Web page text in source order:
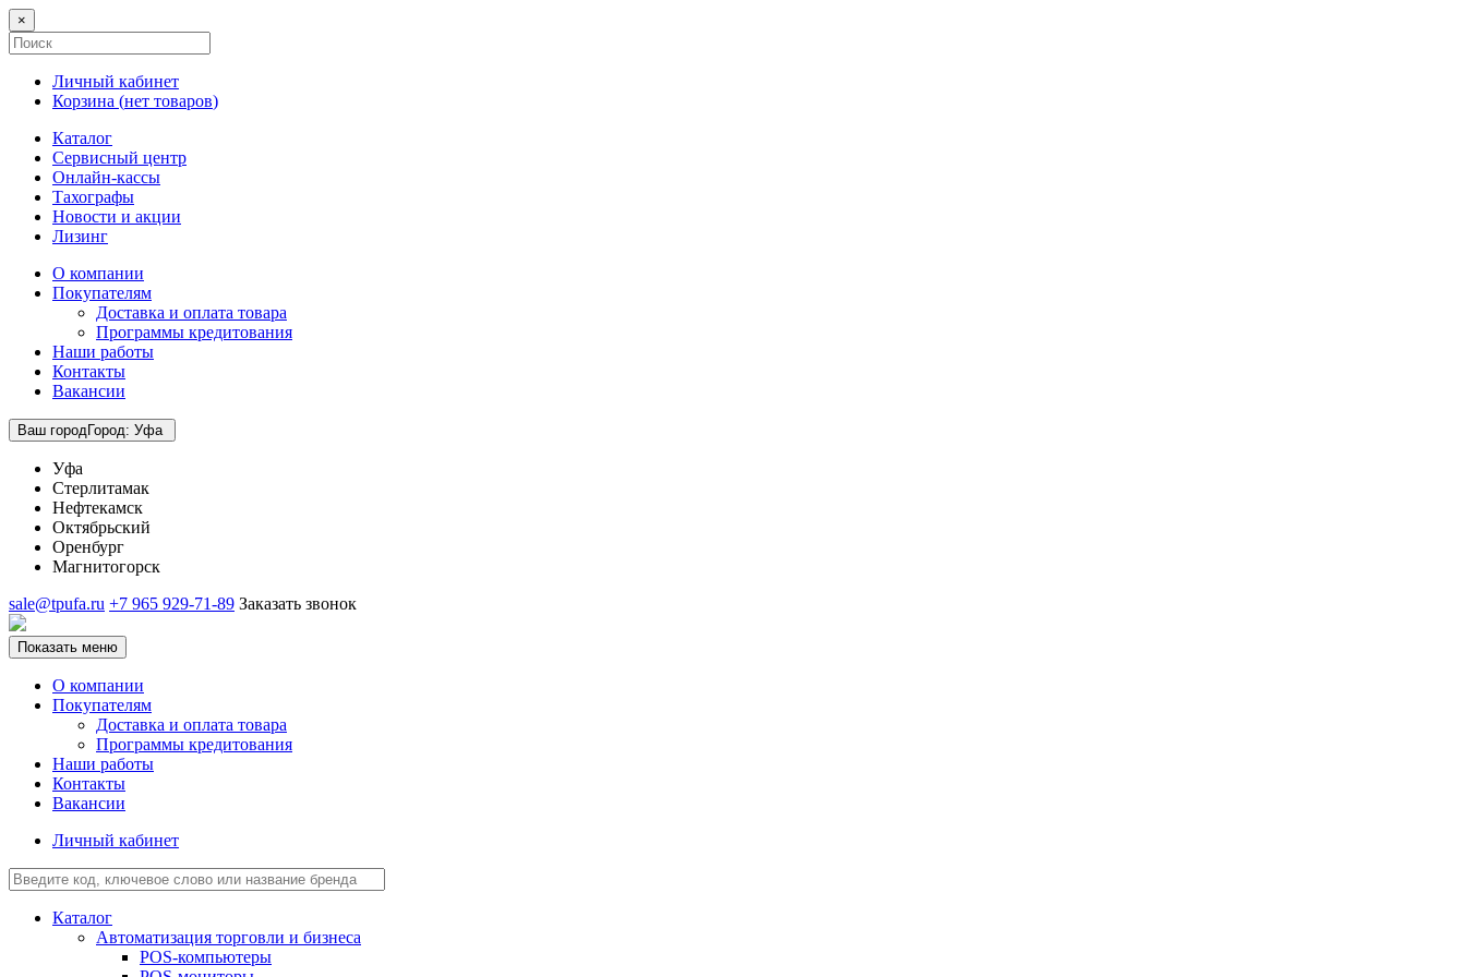
×
Личный кабинет
Корзина (нет товаров)
Каталог
Сервисный центр
Онлайн-кассы
Тахографы
Новости и акции
Лизинг
О компании
Покупателям
Доставка и оплата товара
Программы кредитования
Наши работы
Контакты
Вакансии
Ваш городГород: Уфа
Уфа
Стерлитамак
Нефтекамск
Октябрьский
Оренбург
Магнитогорск
sale@tpufa.ru +7 965 929-71-89 Заказать звонок
Показать меню
О компании
Покупателям
Доставка и оплата товара
Программы кредитования
Наши работы
Контакты
Вакансии
Личный кабинет
Каталог
Автоматизация торговли и бизнеса
POS-компьютеры